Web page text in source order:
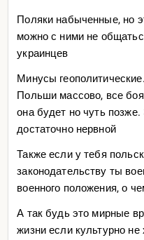
Поляки набыченные, но
можно с ними не
украинцев
Минусы
Польши массово, все
она будет но чуть
достаточно нервной
Также если у тебя
законодательству ты
военного положения, о
А так будь это мирные
жизни если культурно